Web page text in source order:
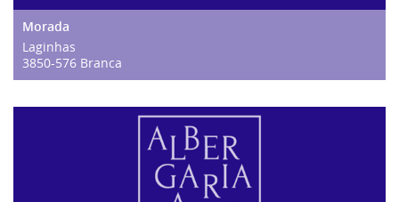
Laginhas
3850-576 Branca